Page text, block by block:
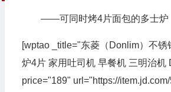
——可同时烤4片面包的多士炉
[wptao _title="东菱（Donlim）不锈
炉4片 家用吐司机 早餐机 三明治机
price="189" url="https://